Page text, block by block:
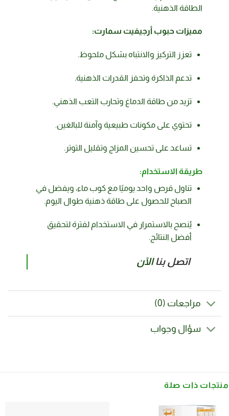
الطاقة الذهنية.
مميزات حبوب أرجيفيت سمارت:
تعزز التركيز والانتباه بشكل ملحوظ.
تدعم الذاكرة وتحفز القدرات الذهنية.
تزيد من طاقة الدماغ وتحارب التعب الذهني.
تحتوي على مكونات طبيعية وآمنة للبالغين.
تساعد على تحسين المزاج وتقليل التوتر.
طريقة الاستخدام:
تناول قرص واحد يوميًا مع كوب ماء، ويفضل في
الصباح للحصول على طاقة ذهنية طوال اليوم.
يُنصح بالاستمرار في الاستخدام لفترة لتحقيق
أفضل النتائج.
اتصل بناالآن
مراجعات (0)
سؤال وجواب
منتجات ذات صلة